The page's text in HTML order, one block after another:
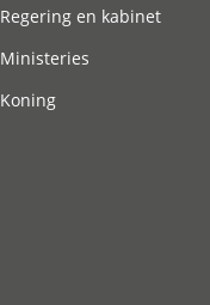
Regering en kabinet
Ministeries
Koning